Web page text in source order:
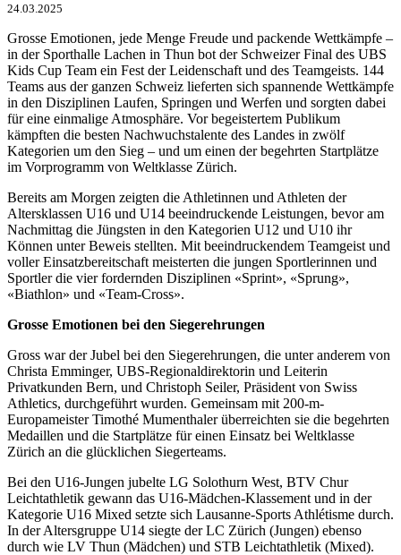
24.03.2025
Grosse Emotionen, jede Menge Freude und packende Wettkämpfe –
in der Sporthalle Lachen in Thun bot der Schweizer Final des UBS
Kids Cup Team ein Fest der Leidenschaft und des Teamgeists. 144
Teams aus der ganzen Schweiz lieferten sich spannende Wettkämpfe
in den Disziplinen Laufen, Springen und Werfen und sorgten dabei
für eine einmalige Atmosphäre. Vor begeistertem Publikum
kämpften die besten Nachwuchstalente des Landes in zwölf
Kategorien um den Sieg – und um einen der begehrten Startplätze
im Vorprogramm von Weltklasse Zürich.
Bereits am Morgen zeigten die Athletinnen und Athleten der
Altersklassen U16 und U14 beeindruckende Leistungen, bevor am
Nachmittag die Jüngsten in den Kategorien U12 und U10 ihr
Können unter Beweis stellten. Mit beeindruckendem Teamgeist und
voller Einsatzbereitschaft meisterten die jungen Sportlerinnen und
Sportler die vier fordernden Disziplinen «Sprint», «Sprung»,
«Biathlon» und «Team-Cross».
Grosse Emotionen bei den Siegerehrungen
Gross war der Jubel bei den Siegerehrungen, die unter anderem von
Christa Emminger, UBS-Regionaldirektorin und Leiterin
Privatkunden Bern, und Christoph Seiler, Präsident von Swiss
Athletics, durchgeführt wurden. Gemeinsam mit 200-m-
Europameister Timothé Mumenthaler überreichten sie die begehrten
Medaillen und die Startplätze für einen Einsatz bei Weltklasse
Zürich an die glücklichen Siegerteams.
Bei den U16-Jungen jubelte LG Solothurn West, BTV Chur
Leichtathletik gewann das U16-Mädchen-Klassement und in der
Kategorie U16 Mixed setzte sich Lausanne-Sports Athlétisme durch.
In der Altersgruppe U14 siegte der LC Zürich (Jungen) ebenso
durch wie LV Thun (Mädchen) und STB Leichtathletik (Mixed).